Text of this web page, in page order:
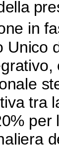
in
Unico
tra